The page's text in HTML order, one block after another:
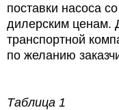
поставки насоса
дилерским ценам.
транспортной
по желанию
Таблица 1